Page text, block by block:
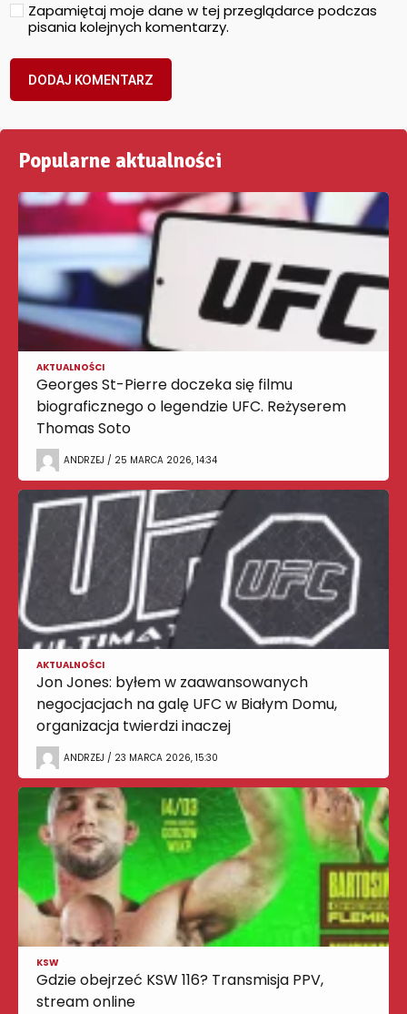
Zapamiętaj moje dane w tej przeglądarce podczas
pisania kolejnych komentarzy.
Popularne aktualności
AKTUALNOŚCI
Georges St-Pierre doczeka się filmu
biograficznego o legendzie UFC. Reżyserem
Thomas Soto
ANDRZEJ / 25 MARCA 2026, 14:34
AKTUALNOŚCI
Jon Jones: byłem w zaawansowanych
negocjacjach na galę UFC w Białym Domu,
organizacja twierdzi inaczej
ANDRZEJ / 23 MARCA 2026, 15:30
KSW
Gdzie obejrzeć KSW 116? Transmisja PPV,
stream online